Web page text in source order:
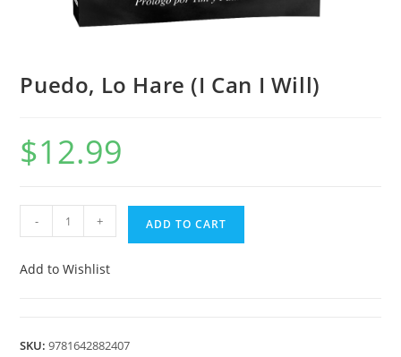
Puedo, Lo Hare (I Can I Will)
$12.99
- + ADD TO CART
Add to Wishlist
SKU:9781642882407